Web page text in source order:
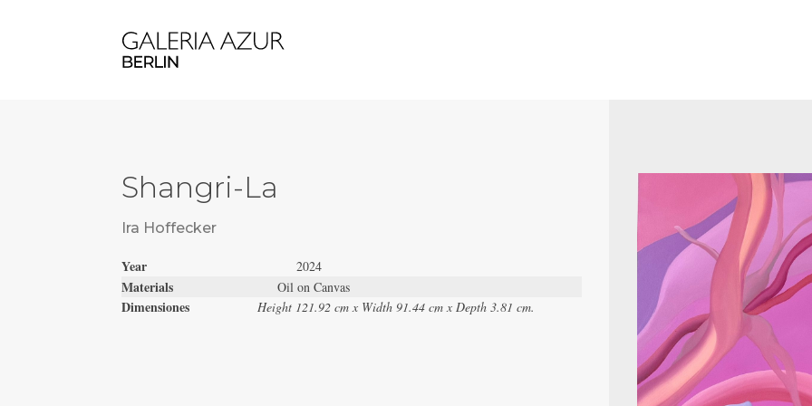
Shangri-La
Ira Hoffecker
Year2024
MaterialsOil on Canvas
Dimensiones Height 121.92 cm x Width 91.44 cm x Depth 3.81 cm.